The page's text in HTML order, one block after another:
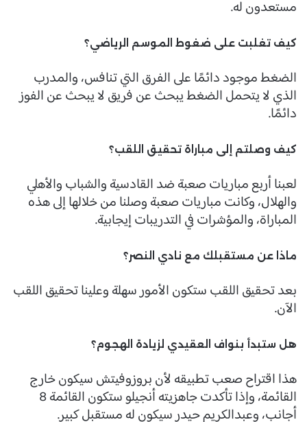
مستعدون له.
كيف تغلبت على ضغوط الموسم الرياضي؟
الضغط موجود دائمًا على الفرق التي تنافس، والمدرب
الذي لا يتحمل الضغط يبحث عن فريق لا يبحث عن الفوز
دائمًا.
كيف وصلتم إلى مباراة تحقيق اللقب؟
لعبنا أربع مباريات صعبة ضد القادسية والشباب والأهلي
والهلال، وكانت مباريات صعبة وصلنا من خلالها إلى هذه
المباراة، والمؤشرات في التدريبات إيجابية.
ماذا عن مستقبلك مع نادي النصر؟
بعد تحقيق اللقب ستكون الأمور سهلة وعلينا تحقيق اللقب
الآن.
هل ستبدأ بنواف العقيدي لزيادة الهجوم؟
هذا اقتراح صعب تطبيقه لأن بروزوفيتش سيكون خارج
القائمة، وإذا تأكدت جاهزيته أنجيلو ستكون القائمة 8
أجانب، وعبدالكريم حيدر سيكون له مستقبل كبير.